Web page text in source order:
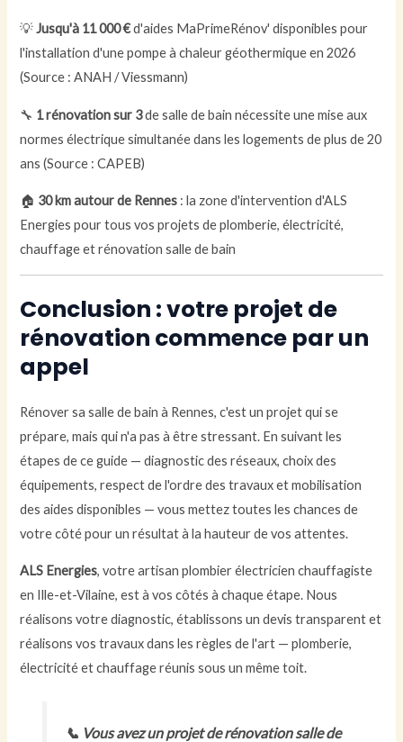
💡Jusqu'à 11 000 €d'aides MaPrimeRénov' disponibles pour
l'installation d'une pompe à chaleur géothermique en 2026
(Source : ANAH / Viessmann)
🔧 1 rénovation sur 3de salle de bain nécessite une mise aux
normes électrique simultanée dans les logements de plus de 20
ans (Source : CAPEB)
🏠 30 km autour de Rennes : la zone d'intervention d'ALS
Energies pour tous vos projets de plomberie, électricité,
chauffage et rénovation salle de bain
Conclusion : votre projet de
rénovation commence par un
appel
Rénover sa salle de bain à Rennes, c'est un projet qui se
prépare, mais qui n'a pas à être stressant. En suivant les
étapes de ce guide — diagnostic des réseaux, choix des
équipements, respect de l'ordre des travaux et mobilisation
des aides disponibles — vous mettez toutes les chances de
votre côté pour un résultat à la hauteur de vos attentes.
ALS Energies, votre artisan plombier électricien chauffagiste
en Ille-et-Vilaine, est à vos côtés à chaque étape. Nous
réalisons votre diagnostic, établissons un devis transparent et
réalisons vos travaux dans les règles de l'art — plomberie,
électricité et chauffage réunis sous un même toit.
📞 Vous avez un projet de rénovation salle de